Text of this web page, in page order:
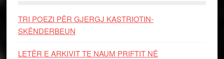
TRI POEZI PËR GJERGJ KASTRIOTIN-
SKËNDERBEUN
LETËR E ARKIVIT TE NAUM PRIFTIT NË